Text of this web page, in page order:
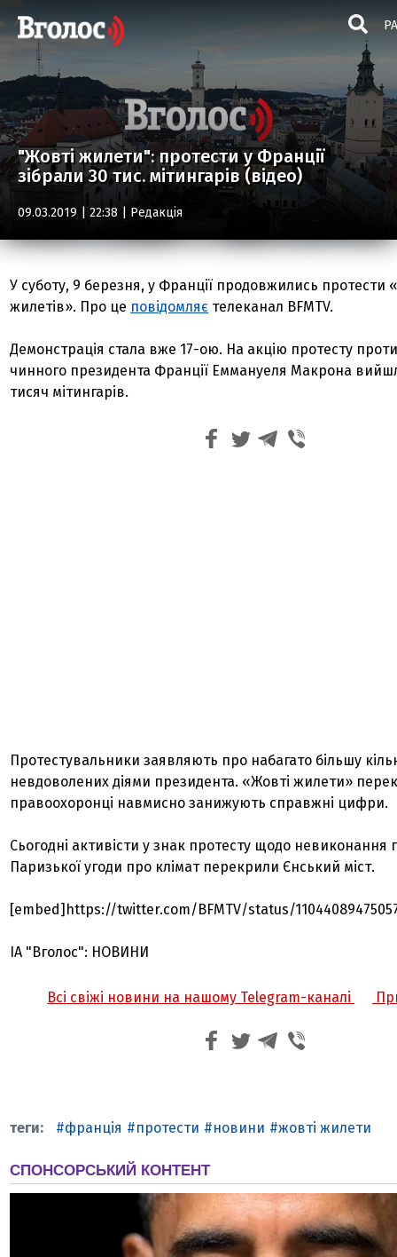
"Жовті жилети": протести у Франції
зібрали 30 тис. мітингарів (відео)
09.03.2019 | 22:38 | Редакція
У суботу, 9 березня, у Франції продовжились протести
жилетів». Про це повідомляє телеканал BFMTV.
Демонстрація стала вже 17-ою. На акцію протесту
чинного президента Франції Еммануеля Макрона
тисяч мітингарів.
Протестувальники заявляють про набагато більшу
невдоволених діями президента. «Жовті жилети»
правоохоронці навмисно занижують справжні цифри.
Сьогодні активісти у знак протесту щодо невиконання
Паризької угоди про клімат перекрили Єнський міст.
[embed]https://twitter.com/BFMTV/status/
ІА "Вголос": НОВИНИ
Всі свіжі новини на нашому Telegram-каналі
франція протести новини жовті жилети